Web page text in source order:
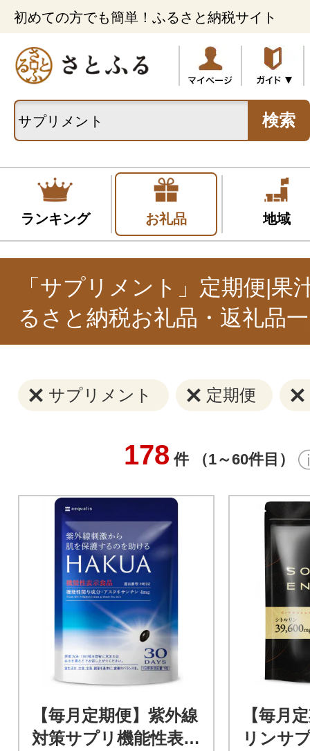
初めての方でも簡単！ふるさと納税サイト
検索
ランキング お礼品 地域
「サプリメント」定期便|果
るさと納税お礼品・返礼品
サプリメント 定期便
178 件 （1～60件目）
【毎月定期便】紫外線
対策サプリ機能性表示
【毎月
リンサ